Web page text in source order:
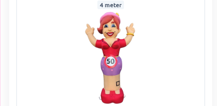
4 meter